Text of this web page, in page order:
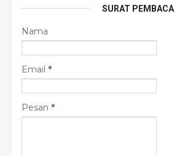
SURAT PEMBACA
Nama
Email *
Pesan *